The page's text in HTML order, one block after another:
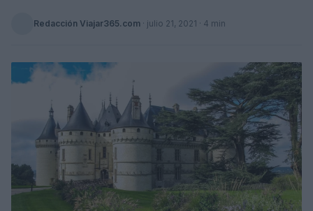
Redacción Viajar365.com · julio 21, 2021 · 4 min